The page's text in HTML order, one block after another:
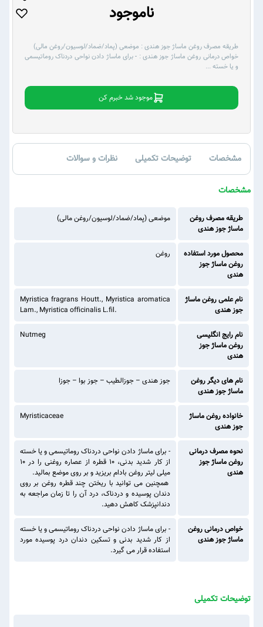
ناموجود
طریقه مصرف روغن ماساژ جوز هندی : موضعی (پماد/ضماد/لوسیون/روغن مالی)
خواص درمانی روغن ماساژ جوز هندی : - برای ماساژ دادن نواحی دردناک روماتیسمی
و یا خسته...
موجود شد خبرم کن
مشخصات توضیحات تکمیلی نظرات و سوالات
مشخصات
طریقه مصرف روغن
ماساژ جوز هندی
موضعی (پماد/ضماد/لوسیون/روغن مالی)
محصول مورد استفاده
روغن ماساژ جوز
هندی
روغن
نام علمی روغن ماساژ
جوز هندی
Myristica fragrans Houtt., Myristica aromatica
Lam., Myristica officinalis L.fil.
نام رایج انگلیسی
روغن ماساژ جوز
هندی
Nutmeg
نام های دیگر روغن
ماساژ جوز هندی
جوز هندی – جوزالطیب – جوز بوا – جوزا
خانواده روغن ماساژ
جوز هندی
Myristicaceae
نحوه مصرف درمانی
روغن ماساژ جوز
هندی
- برای ماساژ دادن نواحی دردناک روماتیسمی و یا خسته
از کار شدید بدنی، ۱۰ قطره از عصاره روغنی را در ۱۰
میلی لیتر روغن بادام بریزید و بر روی موضع بمالید.
همچنین می توانید با ریختن چند قطره روغن بر روی
دندان پوسیده و دردناک، درد آن را تا زمان مراجعه به
دندانپزشک کاهش دهید.
خواص درمانی روغن
ماساژ جوز هندی
- برای ماساژ دادن نواحی دردناک روماتیسمی و یا خسته
از کار شدید بدنی و تسکین دندان درد پوسیده مورد
استفاده قرار می گیرد.
توضیحات تکمیلی